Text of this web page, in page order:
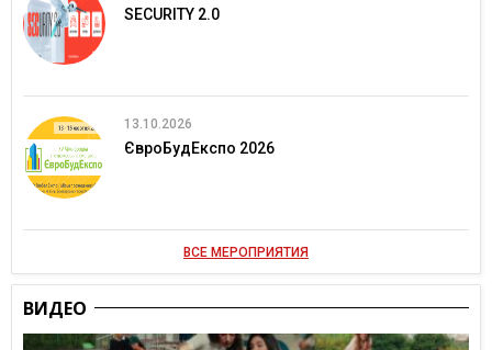
SECURITY 2.0
13.10.2026
ЄвроБудЕкспо 2026
ВСЕ МЕРОПРИЯТИЯ
ВИДЕО